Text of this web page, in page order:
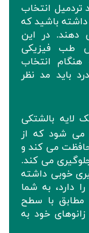
تردمیل انتخاب
باشید که
دهند. در این
طب فیزیکی
انتخاب
باید مد نظر
لایه بالشتکی
می شود که از
می کند و
می کند.
خوبی داشته
دارد، به شما
مطابق با سطح
خود به